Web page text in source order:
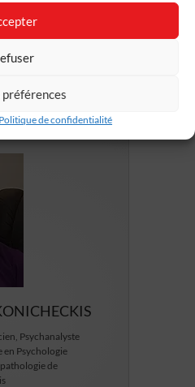
Politique de confidentialité
Psychanalyste
en Psychologie
de